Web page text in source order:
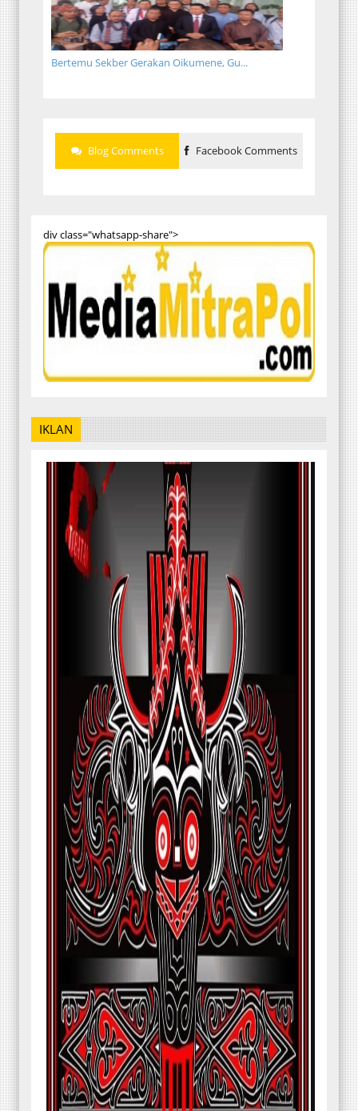
Bertemu Sekber Gerakan Oikumene, Gu...
Blog Comments Facebook Comments
div class="whatsapp-share">
IKLAN